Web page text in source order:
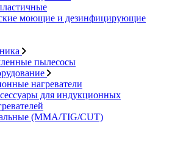
моющие и дезинфицирующие
пылесосы
нагреватели
для индукционных
(MMA/TIG/CUT)